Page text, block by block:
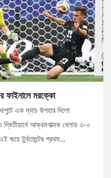
ফাইনালে মরক্কো
এক ম্যাচ উপহার দিলো
আক্রমণাত্মক খেলায় ৩-০
জয়ে টুর্নামেন্টের প্রথম…